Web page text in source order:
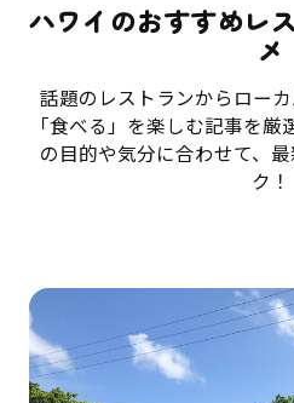
ハワイのおすすめレ
メ
話題のレストランからロー
「食べる」を楽しむ記事を
の目的や気分に合わせて、
ク！